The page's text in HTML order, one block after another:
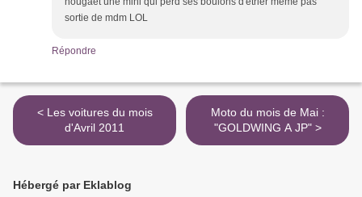
sortie de mdm LOL
Répondre
< Les voitures du mois
d'Avril 2011
Moto du mois de Mai :
"GOLDWING A JP" >
Hébergé par Eklablog